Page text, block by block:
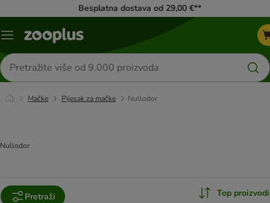
Besplatna dostava od 29,00 €**
Izbornik
Traži
proizvode
Mačke Pijesak za mačke Nullodor
Nullodor
Pretraži Top proizvodi